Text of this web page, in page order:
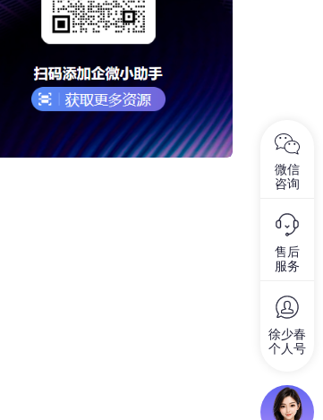
微信
咨询
售后
服务
徐少春
个人号